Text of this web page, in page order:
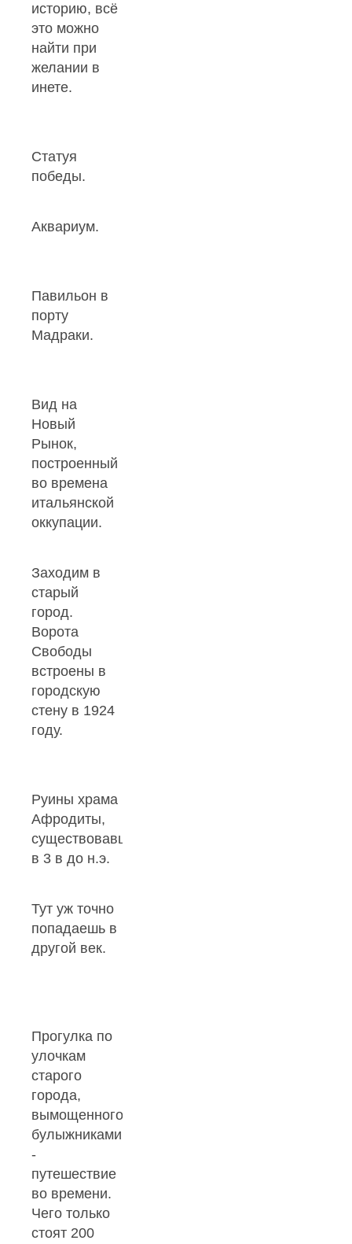
историю, всё
это можно
найти при
желании в
инете.
Статуя
победы.
Аквариум.
Павильон в
порту
Мадраки.
Вид на
Новый
Рынок,
построенный
во времена
итальянской
оккупации.
Заходим в
старый
город.
Ворота
Свободы
встроены в
городскую
стену в 1924
году.
Руины храма
Афродиты,
существовавшего
в 3 в до н.э.
Тут уж точно
попадаешь в
другой век.
Прогулка по
улочкам
старого
города,
вымощенного
булыжниками
-
путешествие
во времени.
Чего только
стоят 200